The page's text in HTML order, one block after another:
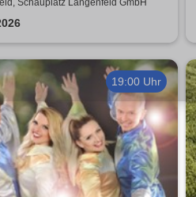
/
Schauplatz Langenfeld GmbH
19:00 Uhr